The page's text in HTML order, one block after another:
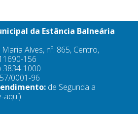
da Estância Balneária
Alves, nº. 865, Centro,
156
3834-1000
0001-96
de Segunda a
aqui)